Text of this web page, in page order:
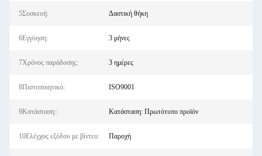
5Συσκευή: Δαστική θήκη
6Εγγύηση: 3 μήνες
7Χρόνος παράδοσης: 3 ημέρες
8Πιστοποιητικό: ISO9001
9Κατάσταση:: Κατάσταση: Πρωτότυπο προϊόν
10Ελέγχος εξόδου με βίντεο: Παροχή